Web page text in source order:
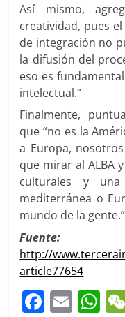
Así mismo,
creatividad, pues
de integración no
la difusión del
eso es
intelectual.”
Finalmente,
que “no es la
a Europa,
que mirar al ALBA
culturales y
mediterránea o
mundo de la gente.”
Fuente:
http://
article77654
F E W